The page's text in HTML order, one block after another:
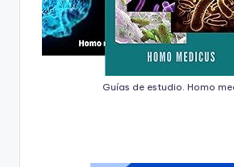
Guías de estudio. Homo